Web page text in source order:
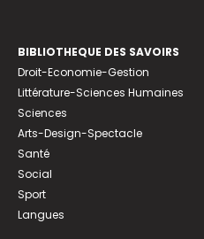
BIBLIOTHEQUE DES SAVOIRS
Droit-Economie-Gestion
Littérature-Sciences Humaines
Sciences
Arts-Design-Spectacle
Santé
Social
Sport
Langues